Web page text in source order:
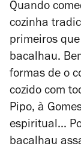
Quando
cozinha
primeiros
bacalhau.
formas de o
cozido com
Pipo, à
espiritual...
bacalhau